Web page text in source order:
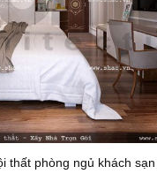
thất phòng ngủ khách